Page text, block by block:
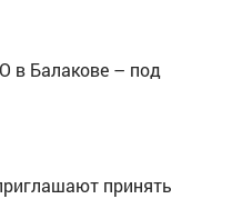
в Балакове – под
принять